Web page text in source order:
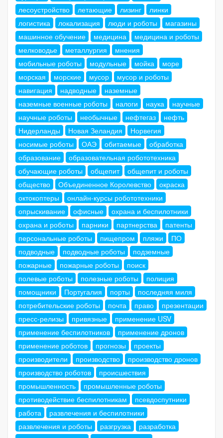
лесоустройство
летающие лизинг
линки
логистика
локализация люди и роботы
магазины
машинное обучение
медицина
медицина и роботы
мелководье
металлургия
мнения
мобильные роботы
модульные мойка
море
морская
морские мусор
мусор и роботы
навигация
надводные
наземные
наземные военные роботы
налоги наука
научные
научные роботы
необычные нефтегаз
нефть
Нидерланды
Новая Зеландия
Норвегия
носимые роботы
ОАЭ обитаемые
обработка
образование
образовательная робототехника
обучающие роботы
общепит
общепит и роботы
общество
Объединенное Королевство
окраска
октокоптеры
онлайн-курсы робототехники
опрыскивание
офисные
охрана и беспилотники
охрана и роботы
парники партнерства
патенты
персональные роботы
пищепром пляжи
ПО
подводные
подводные роботы
подземные
пожарные
пожарные роботы
поиск
полевые роботы
полезные роботы
полиция
помощники
Португалия порты
последняя миля
потребительские роботы
почта право
презентации
пресс-релизы
привязные
применение USV
применение беспилотников
применение дронов
применение роботов
прогнозы
проекты
производители
производство
производство дронов
производство роботов
происшествия
промышленность
промышленные роботы
противодействие беспилотникам
псевдоспутники
работа
развлечения и беспилотники
развлечения и роботы
разгрузка
разработка